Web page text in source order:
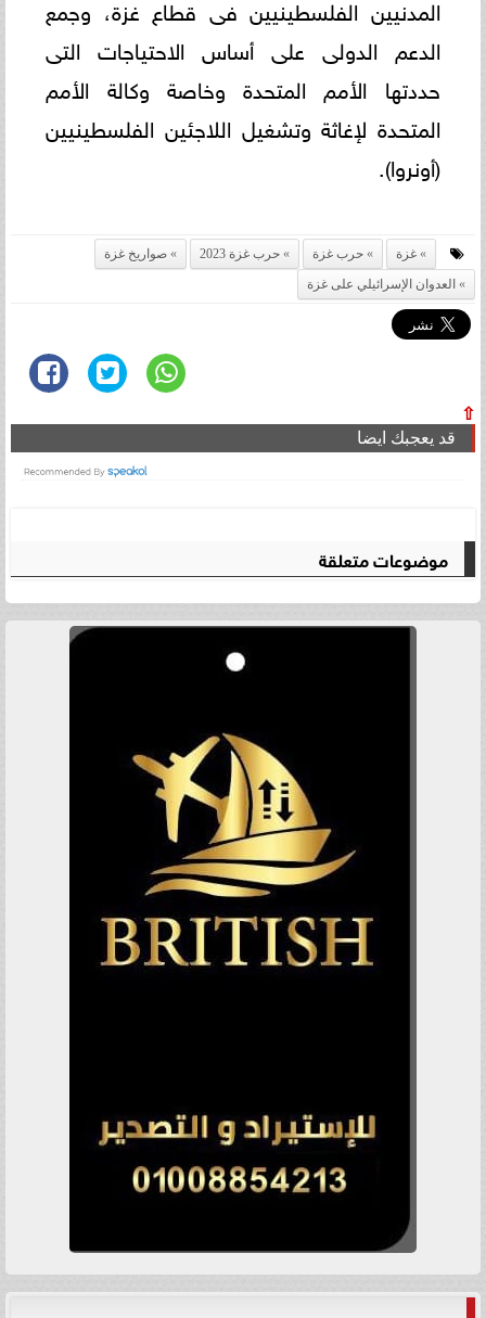
المدنيين الفلسطينيين فى قطاع غزة، وجمع
الدعم الدولى على أساس الاحتياجات التى
حددتها الأمم المتحدة وخاصة وكالة الأمم
المتحدة لإغاثة وتشغيل اللاجئين الفلسطينيين
(أونروا).
غزة حرب غزة حرب غزة 2023
صواريخ غزة
العدوان الإسرائيلي على غزة
⇧
قد يعجبك ايضا
موضوعات متعلقة